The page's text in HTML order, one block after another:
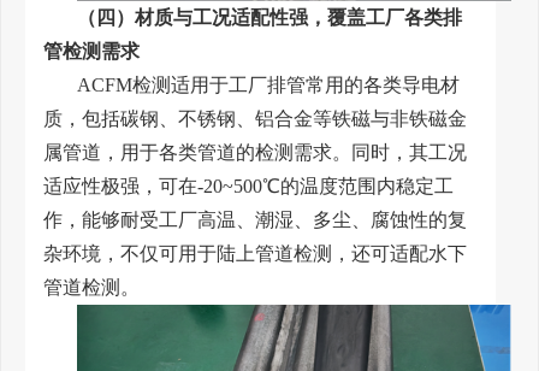
（四）材质与工况适配性强，覆盖工厂各类排
管检测需求
ACFM检测适用于工厂排管常用的各类导电材
质，包括碳钢、不锈钢、铝合金等铁磁与非铁磁金
属管道，用于各类管道的检测需求。同时，其工况
适应性极强，可在-20~500℃的温度范围内稳定工
作，能够耐受工厂高温、潮湿、多尘、腐蚀性的复
杂环境，不仅可用于陆上管道检测，还可适配水下
管道检测。